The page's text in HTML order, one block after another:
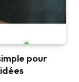
pour